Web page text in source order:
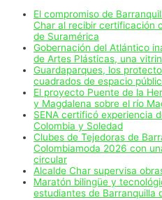
El compromiso de
Char al recibir certificación
de Suramérica
Gobernación del Atlántico
de Artes Plásticas, una
Guardaparques, los
cuadrados de espacio
El proyecto Puente de la
y Magdalena sobre el río
SENA certificó experiencia
Colombia y Soledad
Clubes de Tejedoras de
Colombiamoda 2026 con
circular
Alcalde Char supervisa
Maratón bilingüe y
estudiantes de Barranquilla